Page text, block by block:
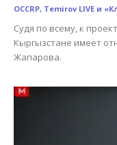
OCCRP, Temirov LIVE и
Судя по всему, к
Кыргызстане имеет
Жапарова.